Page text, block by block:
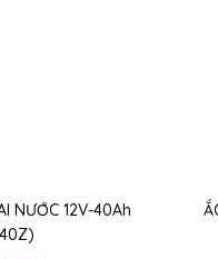
NƯỚC 12V-40Ah